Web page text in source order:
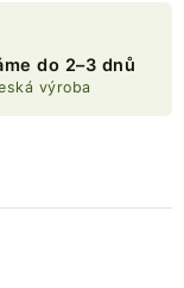
do 2–3 dnů
výroba